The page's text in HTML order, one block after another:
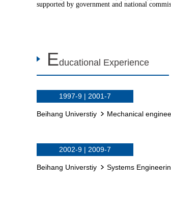
Educational Experience
1997-9 | 2001-7
Beihang Universtiy Mechanical
2002-9 | 2009-7
Beihang Universtiy Systems